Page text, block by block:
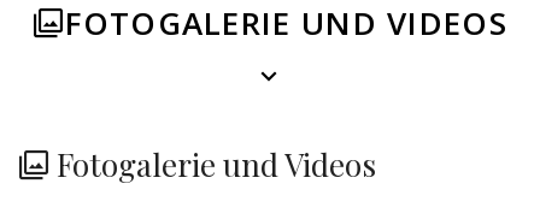
FOTOGALERIE UND VIDEOS
Fotogalerie und Videos